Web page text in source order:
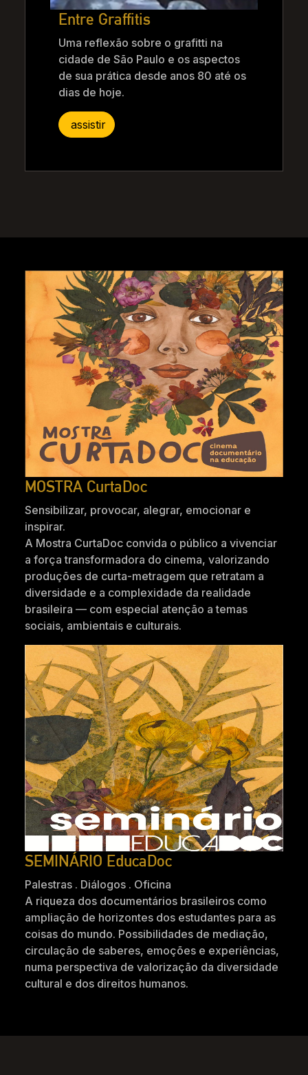
Entre Graffitis
Uma reflexão sobre o grafitti na
cidade de São Paulo e os aspectos
de sua prática desde anos 80 até os
dias de hoje.
assistir
MOSTRA CurtaDoc
Sensibilizar, provocar, alegrar, emocionar e
inspirar.
A Mostra CurtaDoc convida o público a vivenciar
a força transformadora do cinema, valorizando
produções de curta-metragem que retratam a
diversidade e a complexidade da realidade
brasileira — com especial atenção a temas
sociais, ambientais e culturais.
SEMINÁRIO EducaDoc
Palestras . Diálogos . Oficina
A riqueza dos documentários brasileiros como
ampliação de horizontes dos estudantes para as
coisas do mundo. Possibilidades de mediação,
circulação de saberes, emoções e experiências,
numa perspectiva de valorização da diversidade
cultural e dos direitos humanos.